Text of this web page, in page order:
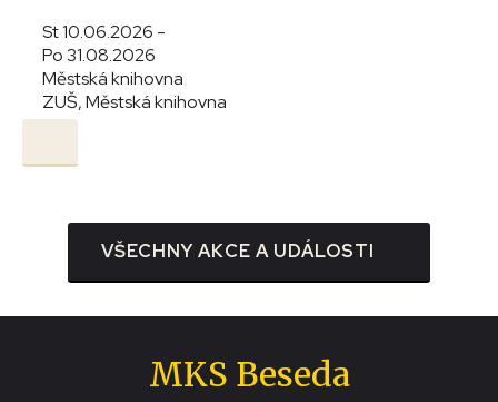
St 10.06.2026 -
Po 31.08.2026
Městská knihovna
ZUŠ, Městská knihovna
VŠECHNY AKCE A UDÁLOSTI
MKS Beseda